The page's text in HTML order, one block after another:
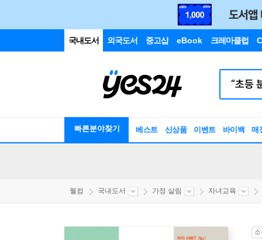
국내도서 외국도서 중고샵 eBook 크레마클럽
빠른분야찾기 베스트 신상품 이벤트 바이백 매
웰컴 국내도서 가정 살림 자녀교육